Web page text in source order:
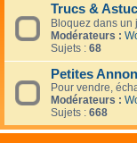
Trucs &
Bloquez dans un
Modérateurs :
Sujets : 68
Petites
Pour vendre,
Modérateurs :
Sujets : 668